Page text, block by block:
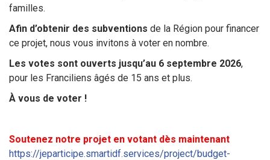
familles.
Afin d’obtenir des subventions de la Région pour financer
ce projet, nous vous invitons à voter en nombre.
Les votes sont ouverts jusqu’au 6 septembre 2026,
pour les Franciliens âgés de 15 ans et plus.
À vous de voter !
Soutenez notre projet en votant dès maintenant
https://jeparticipe.smartidf.services/project/budget-